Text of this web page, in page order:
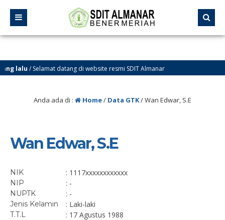
lalu/ Selamat datang di website resmi SDIT Almanar
Meriah
Anda ada di : Home/ Data GTK/Wan Edwar, S.E
Wan Edwar, S.E
NIK : 1117xxxxxxxxxxxx
NIP : -
NUPTK : -
Jenis Kelamin : Laki-laki
T.T.L : 17 Agustus 1988